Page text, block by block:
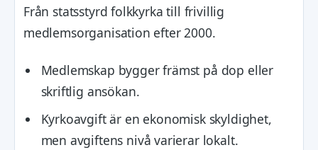
Från statsstyrd folkkyrka till frivillig
medlemsorganisation efter 2000.
Medlemskap bygger främst på dop eller
skriftlig ansökan.
Kyrkoavgift är en ekonomisk skyldighet,
men avgiftens nivå varierar lokalt.